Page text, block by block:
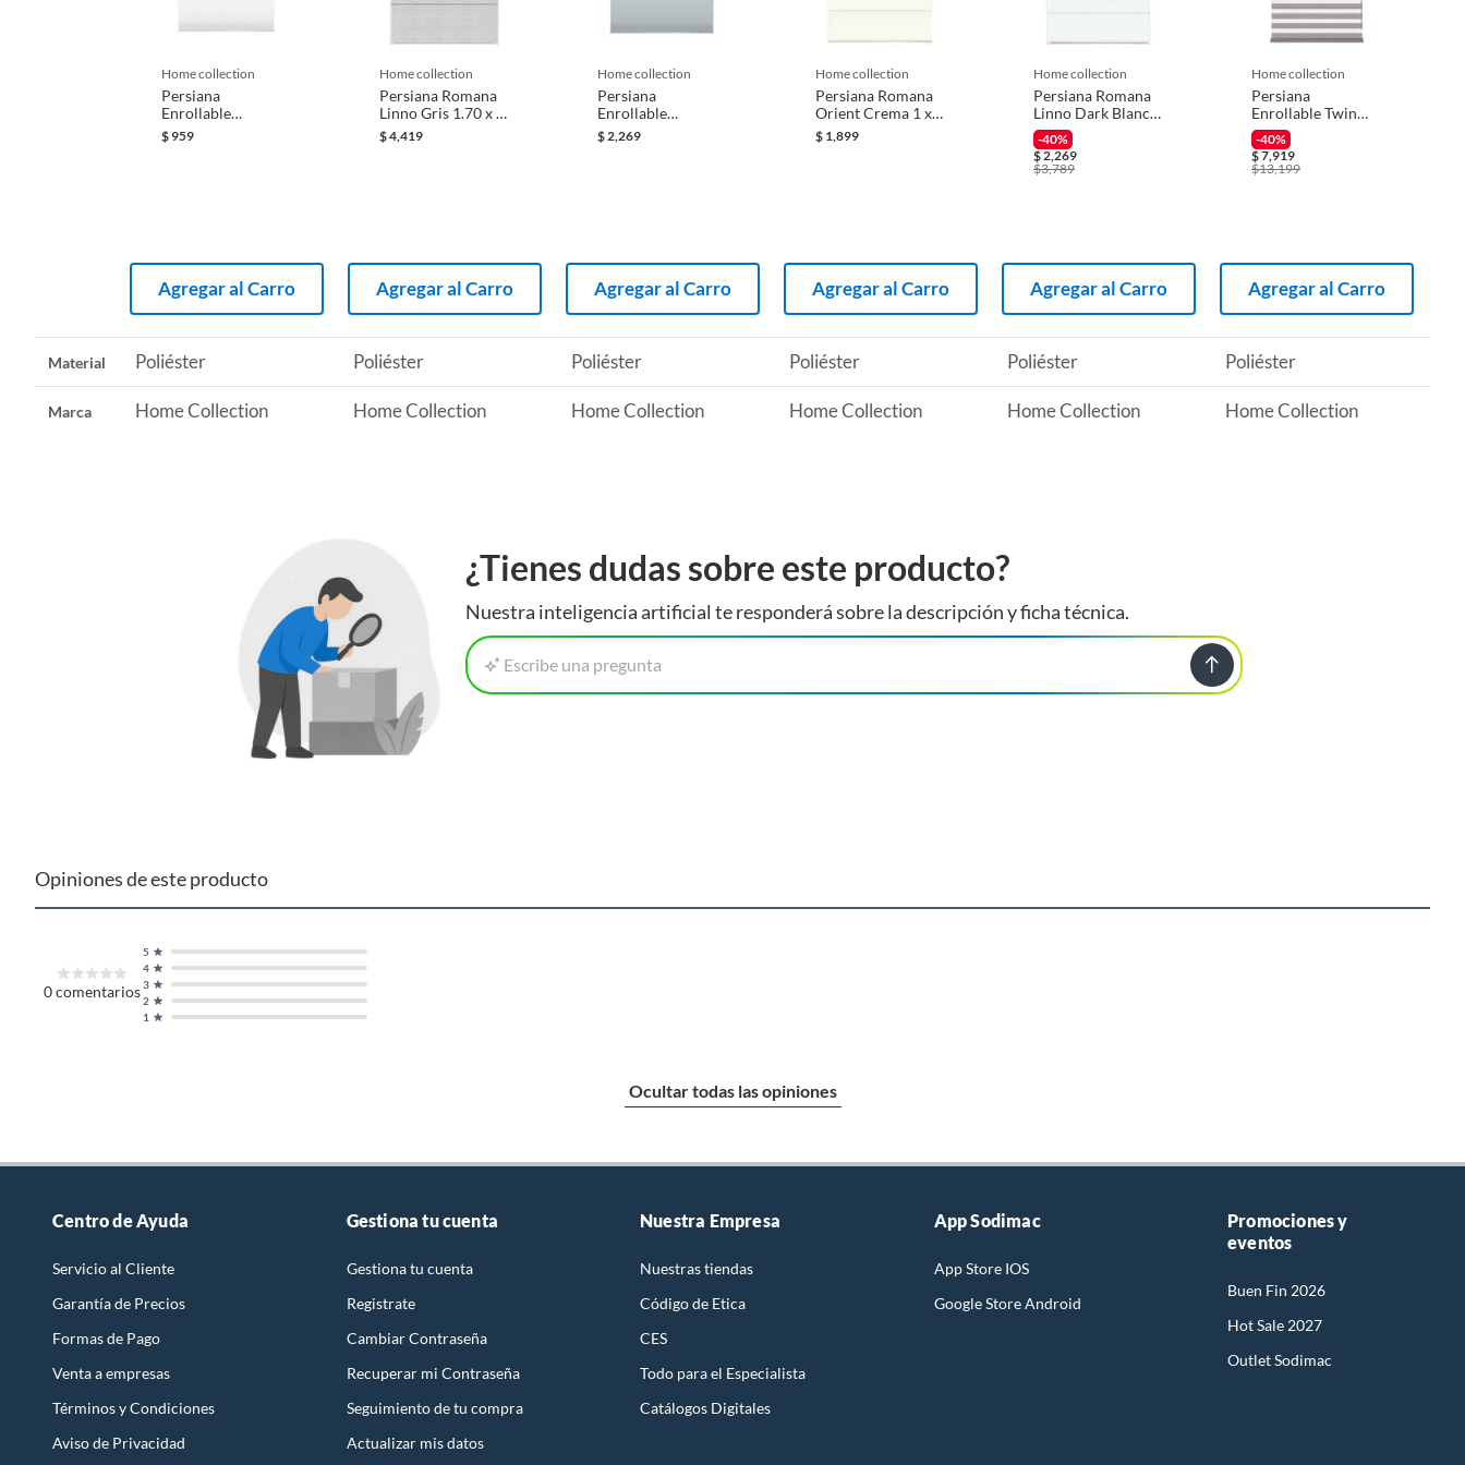
Poliéster
Recomendaciones Limpiar trapo humedo;quitar polvo plumero
Iniciaremos el reembolso de tu dinero cuando recibamos el producto.
home collection
Persiana
Enrollable
Blackout Soft Eco
Blanco 1 x 1m
$959
Agregar al Carro
home collection
Persiana Romana
Linno Gris 1.70 x 2
M
$4,419
Agregar al Carro
home collection
Persiana
Enrollable
Blackout Basic Gris
1.20 x 2.20 m
$ 2,269
Agregar al Carro
home collection
Persiana Romana
Orient Crema 1 x
1.6 M
$ 1,899
Agregar al Carro
home collection
Persiana Romana
Linno Dark Blanco
1.70 X 1.5 M
-40%
$2,269
$3,789
Agregar al Carro
home collection
Persiana
Enrollable Twin
Dimout Gris 2.75 x
2.40 m
-40%
$7,919
$13,199
Agregar al Carro
Material Poliéster Poliéster Poliéster Poliéster Poliéster Poliéster
Marca Home Collection Home Collection Home Collection Home Collection Home Collection Home Collection
¿Tienes dudas sobre este producto?
Nuestra inteligencia artificial te responderá sobre la descripción y ficha técnica.
Escribe una pregunta
Opiniones de este producto
0comentarios
1
2
3
4
5
Ocultar todas las opiniones
Centro de Ayuda
Servicio al Cliente
Garantía de Precios
Formas de Pago
Venta a empresas
Términos y Condiciones
Aviso de Privacidad
Gestiona tu cuenta
Gestiona tu cuenta
Registrate
Cambiar Contraseña
Recuperar mi Contraseña
Seguimiento de tu compra
Actualizar mis datos
Nuestra Empresa
Nuestras tiendas
Código de Etica
CES
Todo para el Especialista
Catálogos Digitales
App Sodimac
App Store IOS
Google Store Android
Promociones y
eventos
Buen Fin 2026
Hot Sale 2027
Outlet Sodimac